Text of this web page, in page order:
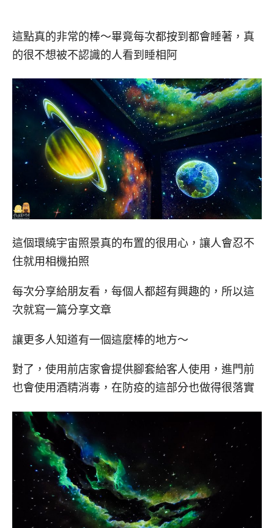
這點真的非常的棒～畢竟每次都按到都會睡著，真
的很不想被不認識的人看到睡相阿
這個環繞宇宙照景真的布置的很用心，讓人會忍不
住就用相機拍照
每次分享給朋友看，每個人都超有興趣的，所以這
次就寫一篇分享文章
讓更多人知道有一個這麼棒的地方～
對了，使用前店家會提供腳套給客人使用，進門前
也會使用酒精消毒，在防疫的這部分也做得很落實